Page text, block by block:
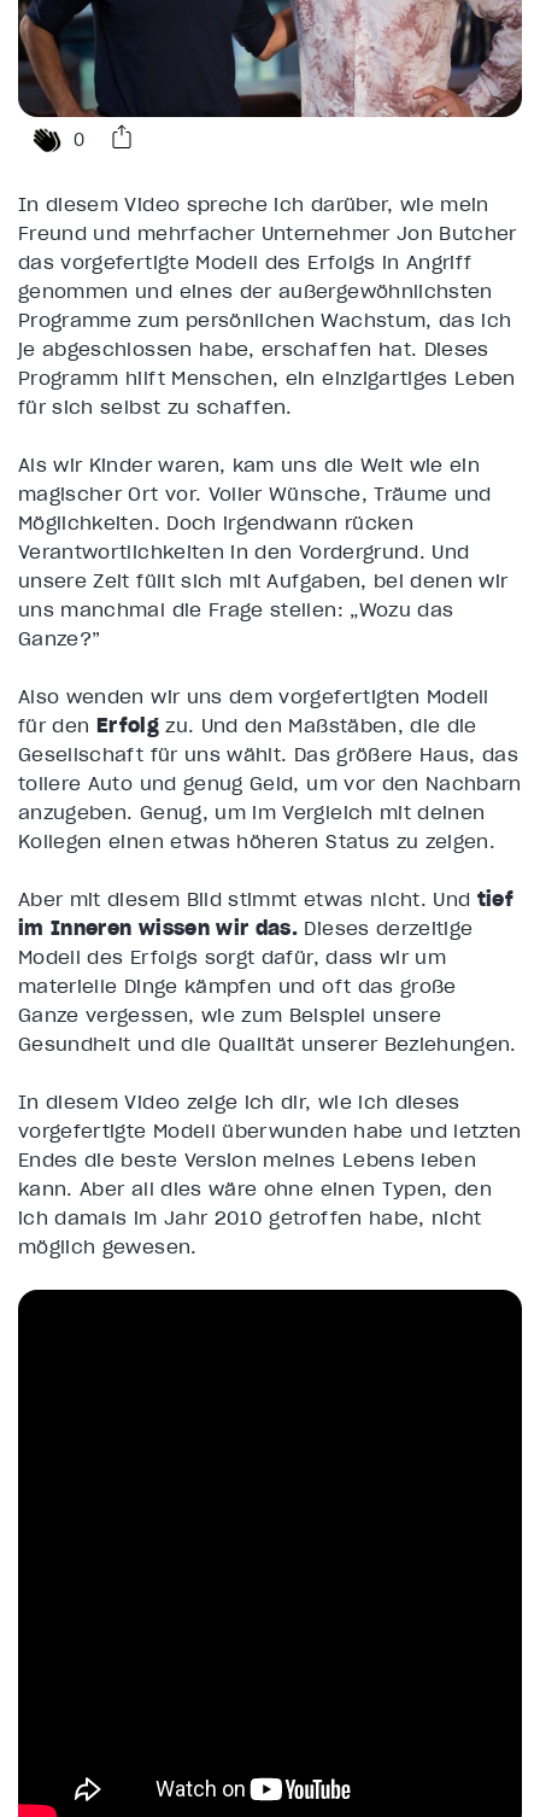
0
In diesem Video spreche ich darüber, wie mein
Freund und mehrfacher Unternehmer Jon Butcher
das vorgefertigte Modell des Erfolgs in Angriff
genommen und eines der außergewöhnlichsten
Programme zum persönlichen Wachstum, das ich
je abgeschlossen habe, erschaffen hat. Dieses
Programm hilft Menschen, ein einzigartiges Leben
für sich selbst zu schaffen.
Als wir Kinder waren, kam uns die Welt wie ein
magischer Ort vor. Voller Wünsche, Träume und
Möglichkeiten. Doch irgendwann rücken
Verantwortlichkeiten in den Vordergrund. Und
unsere Zeit füllt sich mit Aufgaben, bei denen wir
uns manchmal die Frage stellen: „Wozu das
Ganze?”
Also wenden wir uns dem vorgefertigten Modell
für den Erfolgzu. Und den Maßstäben, die die
Gesellschaft für uns wählt. Das größere Haus, das
tollere Auto und genug Geld, um vor den Nachbarn
anzugeben. Genug, um im Vergleich mit deinen
Kollegen einen etwas höheren Status zu zeigen.
Aber mit diesem Bild stimmt etwas nicht. Und tief
im Inneren wissen wir das. Dieses derzeitige
Modell des Erfolgs sorgt dafür, dass wir um
materielle Dinge kämpfen und oft das große
Ganze vergessen, wie zum Beispiel unsere
Gesundheit und die Qualität unserer Beziehungen.
In diesem Video zeige ich dir, wie ich dieses
vorgefertigte Modell überwunden habe und letzten
Endes die beste Version meines Lebens leben
kann. Aber all dies wäre ohne einen Typen, den
ich damals im Jahr 2010 getroffen habe, nicht
möglich gewesen.